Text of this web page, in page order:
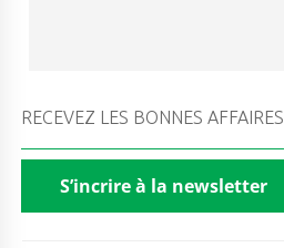
RECEVEZ LES BONNES AFFAIRES
S’incrire à la newsletter